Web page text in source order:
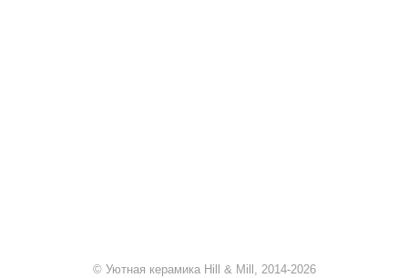
© Уютная керамика Hill & Mill, 2014-2026